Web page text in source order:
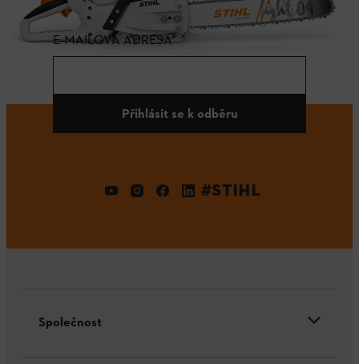
E-MAILOVÁ ADRESA
Přihlásit se k odběru
#STIHL
Společnost